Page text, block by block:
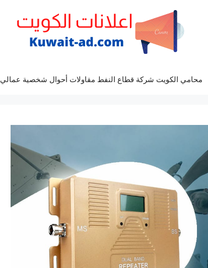
محامي الكويت شركة قطاع النفط مقاولات أحوال شخصية عمالي